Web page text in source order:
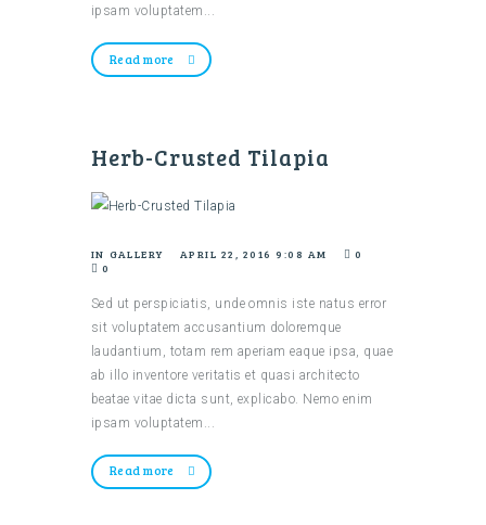
ipsam voluptatem...
Read more
Herb-Crusted Tilapia
IN GALLERY APRIL 22, 2016 9:08 AM
0
0
Sed ut perspiciatis, unde omnis iste natus error
sit voluptatem accusantium doloremque
laudantium, totam rem aperiam eaque ipsa, quae
ab illo inventore veritatis et quasi architecto
beatae vitae dicta sunt, explicabo. Nemo enim
ipsam voluptatem...
Read more